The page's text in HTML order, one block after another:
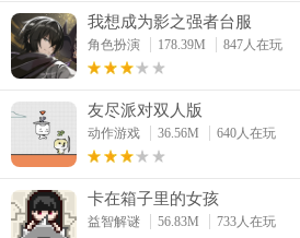
我想成为影之强者台服
角色扮演 178.39M
847人在玩
友尽派对双人版
动作游戏 36.56M
640人在玩
卡在箱子里的女孩
益智解谜 56.83M
733人在玩